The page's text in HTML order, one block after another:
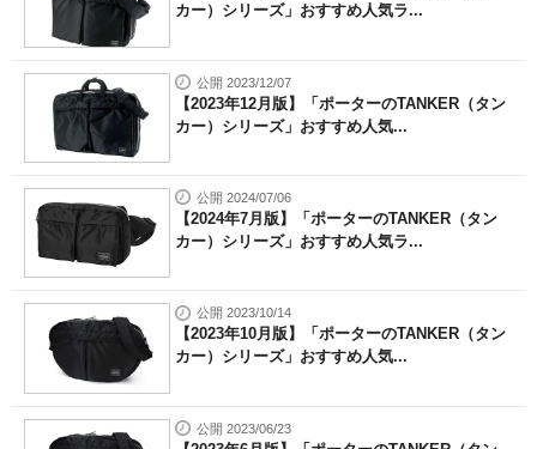
カー）シリーズ」おすすめ人気ラ...
公開 2023/12/07
【2023年12月版】「ポーターのTANKER（タン
カー）シリーズ」おすすめ人気...
公開 2024/07/06
【2024年7月版】「ポーターのTANKER（タン
カー）シリーズ」おすすめ人気ラ...
公開 2023/10/14
【2023年10月版】「ポーターのTANKER（タン
カー）シリーズ」おすすめ人気...
公開 2023/06/23